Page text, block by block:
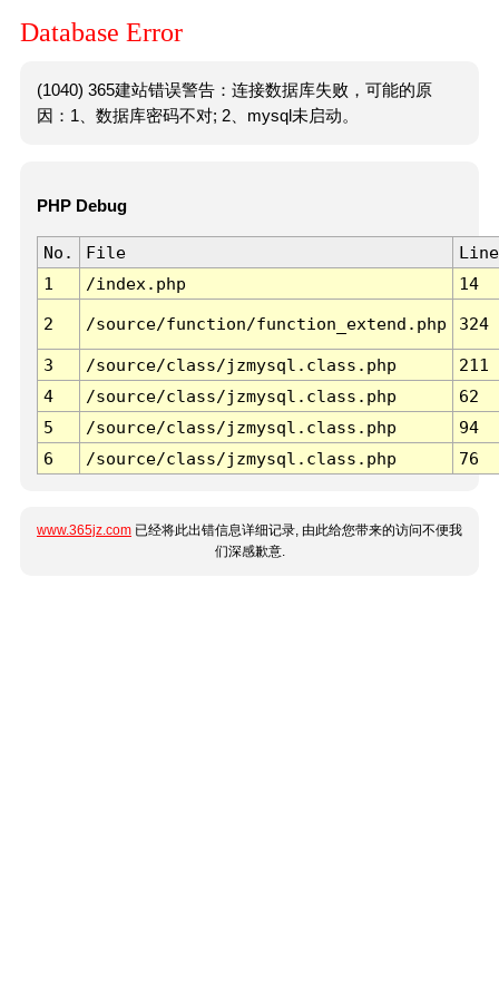
Database Error
(1040) 365建站错误警告：连接数据库失败，可能的原
因：1、数据库密码不对; 2、mysql未启动。
PHP Debug
No. File
Line
1
/index.php 14
2 /source/function/function_extend.php 324
3 /source/class/jzmysql.class.php
211
4
/source/class/jzmysql.class.php
62
5
/source/class/jzmysql.class.php
94
6
/source/class/jzmysql.class.php 76
www.365jz.com 已经将此出错信息详细记录, 由此给您带来的访问不便我
们深感歉意.